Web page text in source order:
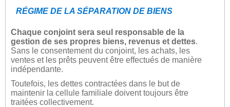
RÉGIME DE LA SÉPARATION DE BIENS
Chaque conjoint sera seul responsable de la
gestion de ses propres biens, revenus et dettes.
Sans le consentement du conjoint, les achats, les
ventes et les prêts peuvent être effectués de manière
indépendante.
Toutefois, les dettes contractées dans le but de
maintenir la cellule familiale doivent toujours être
traitées collectivement.